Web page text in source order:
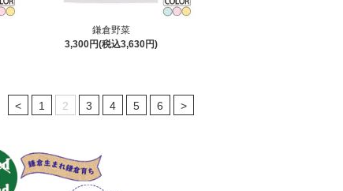
鎌倉野菜
3,300円(税込3,630円)
< 1 2 3 4 5 6 >